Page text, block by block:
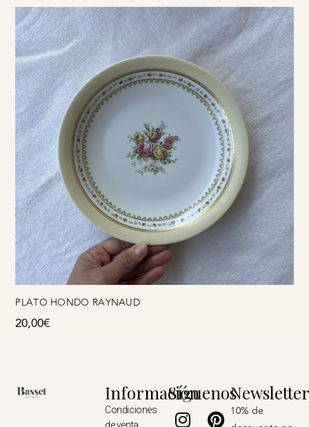
PLATO HONDO RAYNAUD
20,00€
Información
Condiciones
Síguenos
Instagram
Pinterest
10% de